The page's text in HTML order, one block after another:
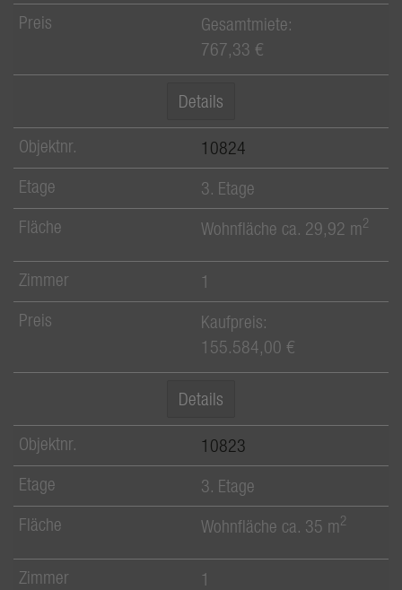
Gesamtmiete:
767,33 €
Details
10824
3. Etage
Wohnfläche ca. 29,92 m2
1
Kaufpreis:
155.584,00 €
Details
10823
3. Etage
Wohnfläche ca. 35 m2
1